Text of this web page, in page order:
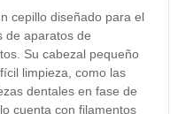
cepillo diseñado para el
de aparatos de
Su cabezal pequeño
limpieza, como las
dentales en fase de
cuenta con filamentos